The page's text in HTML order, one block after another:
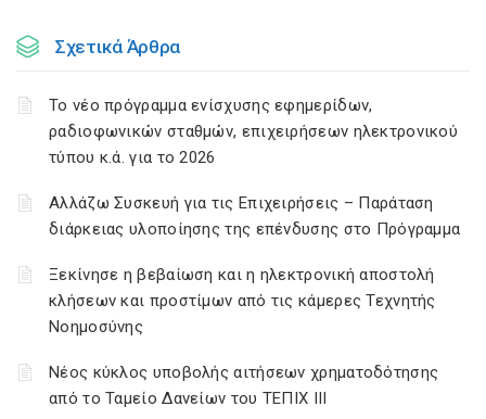
Σχετικά Άρθρα
Το νέο πρόγραμμα ενίσχυσης εφημερίδων,
ραδιοφωνικών σταθμών, επιχειρήσεων ηλεκτρονικού
τύπου κ.ά. για το 2026
Αλλάζω Συσκευή για τις Επιχειρήσεις – Παράταση
διάρκειας υλοποίησης της επένδυσης στο Πρόγραμμα
Ξεκίνησε η βεβαίωση και η ηλεκτρονική αποστολή
κλήσεων και προστίμων από τις κάμερες Τεχνητής
Νοημοσύνης
Νέος κύκλος υποβολής αιτήσεων χρηματοδότησης
από το Ταμείο Δανείων του ΤΕΠΙΧ ΙΙΙ